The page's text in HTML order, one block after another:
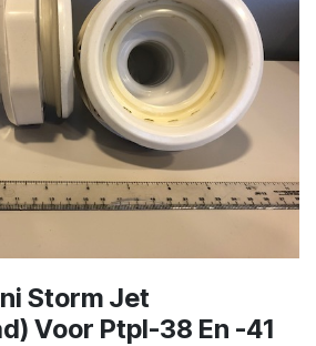
Storm Jet
Voor Ptpl-38 En -41